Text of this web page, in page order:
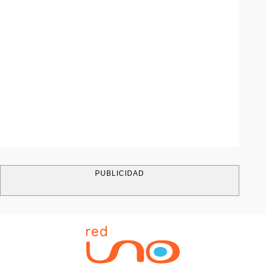
PUBLICIDAD